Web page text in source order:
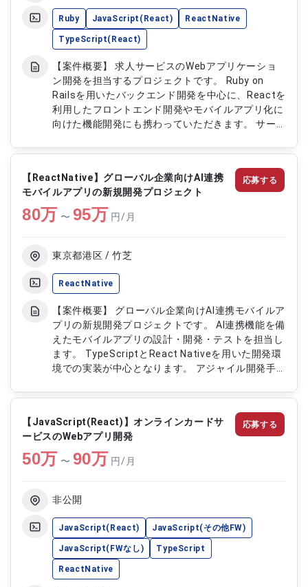
Ruby JavaScript(React) ReactNative
TypeScript(React)
【案件概要】 求人サービスのWebアプリケーショ
ン開発を担当するプロジェクトです。 Ruby on
Railsを用いたバックエンド開発を中心に、Reactを
利用したフロントエンド開発やモバイルアプリ化に
向けた機能開発にも携わっていただきます。 サー
設計から実装、運用改善まで幅広くご担当いただき
ます。 AIを活用した開発環境のもと、効率的で品質
の高いプロダクト開発を推進していただく案件で
す。 【作業内容】 ・Ruby on Railsを用いたバック
エンド開発 ・新機能の設計、実装および既存機能
の改善対応 ・Reactを用いたフロントエンド開発
MySQLを利用したデータベース設計、運用対応
【ReactNative】グローバル企業向けAI連携
モバイルアプリの新規開発プロジェクト
80万 〜 95万 円/月
東京都港区 / 竹芝
ReactNative
【案件概要】 グローバル企業向けAI連携モバイルア
プリの新規開発プロジェクトです。 AI連携機能を備
えたモバイルアプリの設計・開発・テストを担当し
ます。 TypeScriptとReact Nativeを用いた開発環
境での実装が中心となります。 アジャイル開発手
ます。 既存システムとの連携を考慮しながら、新
容】 ・iOSアプリの設計 ・React Nativeを用いた
実装 ・テスト業務 ・AI連携機能の開発 ・既存機能
の改修・改善
応募する
【JavaScript(React)】オンラインカードサ
ービスのWebアプリ開発
50万 〜 90万 円/月
非公開
JavaScript(React) JavaScript(その他FW)
JavaScript(FWなし) TypeScript
ReactNative
応募する